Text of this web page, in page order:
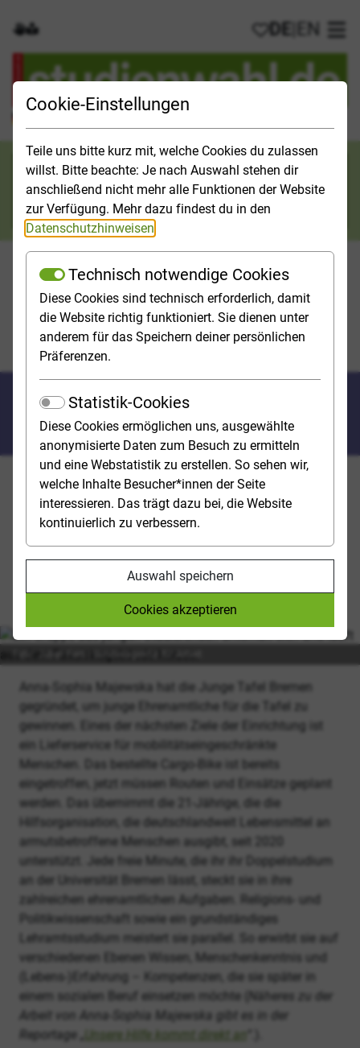
Cookie-Einstellungen
Teile uns bitte kurz mit, welche Cookies du zulassen
willst. Bitte beachte: Je nach Auswahl stehen dir
anschließend nicht mehr alle Funktionen der Website
zur Verfügung. Mehr dazu findest du in den
Datenschutzhinweisen
Technisch notwendige Cookies
Diese Cookies sind technisch erforderlich, damit
die Website richtig funktioniert. Sie dienen unter
anderem für das Speichern deiner persönlichen
Präferenzen.
Statistik-Cookies
Diese Cookies ermöglichen uns, ausgewählte
anonymisierte Daten zum Besuch zu ermitteln
und eine Webstatistik zu erstellen. So sehen wir,
welche Inhalte Besucher*innen der Seite
interessieren. Das trägt dazu bei, die Website
kontinuierlich zu verbessern.
Auswahl speichern
Cookies akzeptieren
Gebärdensprache
Leichte Sprache
Meine
DE EN
Suchkategorie
Orientieren Studieninfos Studienfelder
StartseiteTop-Themen
Engagement neben dem
Studium
DAS EHRENAMT ALS WERTVOLLE
PRAXISERFAHRUNG
Freiwilliges Engagement neben dem Studium lohnt
sich: Für die Gesellschaft, aber auch für die eigene
Persönlichkeitsentwicklung und das spätere
Berufsleben. Studienwahl.de zeigt einige Beispiele auf.
Anna-Sophia Majewska hat die Junge Tafel Bremen
gegründet, um junge Ehrenamtliche für die Tafel zu
gewinnen. Eines der nächsten Ziele der Einrichtung ist
ein Lieferservice für mobilitätseingeschränkte
Menschen. Das bestellte Cargo-Bike ist bereits
eingetroffen, jetzt müssen Routen und Einsätze geplant
werden. Das übernimmt die 21-Jährige, die die
Hilfsorganisation, die deutschlandweit Lebensmittel an
armutsbetroffene Menschen ausgibt, seit 2020
unterstützt. Jede freie Minute, die ihr ihr Doppelstudium
an der Universität Bremen lässt, steckt sie in ihre
zahlreichen ehrenamtlichen Aufgaben. Religions- und
Politikwissenschaft sowie ein grundständiges
Lehramtsstudium meistert sie parallel. So erwirbt sie auf
verschiedenen Ebenen Wissen, Menschenkenntnis und
(Lebens-)Erfahrung – Kompetenzen, die sie später in
einem sozialen Beruf einsetzen möchte (
Näheres zu der
Arbeit von Anna-Sophia Majewska gibt es in der
Reportage „
Unsere Hilfe kommt direkt an